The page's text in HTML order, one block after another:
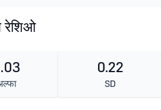
रेशिओ
0.22
SD